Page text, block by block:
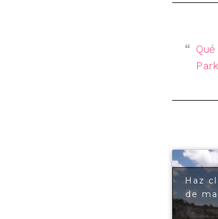
Park
Haz
de